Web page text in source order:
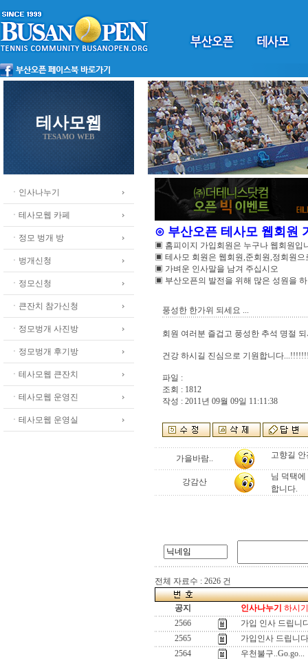
테사모웹
TESAMO WEB
ㆍ인사나누기
ㆍ테사모웹 카페
ㆍ정모 벙개 방
ㆍ벙개신청
ㆍ정모신청
ㆍ큰잔치 참가신청
ㆍ정모벙개 사진방
ㆍ정모벙개 후기방
ㆍ테사모웹 큰잔치
ㆍ테사모웹 운영진
ㆍ테사모웹 운영실
⊙ 부산오픈 테사모 웹회원
▣ 홈피이지 가입회원은 누구나 웹회원입
▣ 테사모 회원은 웹회원,준회원,정회원으
▣ 가벼운 인사말을 남겨 주십시오
▣ 부산오픈의 발전을 위해 많은 성원을
풍성한 한가위 되세요 ...
회원 여러분 즐겁고 풍성한 추석 명절
건강 하시길 진심으로 기원합니다
파일 :
조회 : 1812
작성 : 2011년 09월 09일 11:11:38
가을바람.. 고향길
강감산
님 덕택
합니다.
전체 자료수 : 2626 건
공지 인사나누기 하시
2566
가입 인사 드립니
2565
가입인사 드립니
2564
우천불구..Go.go...